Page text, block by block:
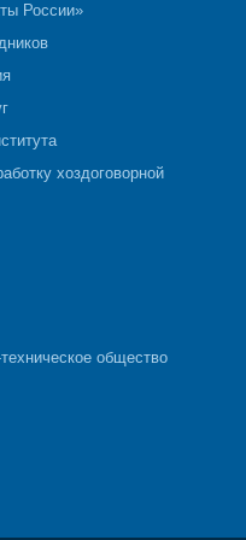
России»
хоздоговорной
общество